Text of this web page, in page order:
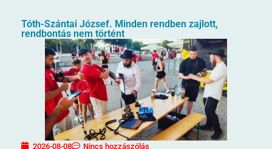
Tóth-Szántai József. Minden rendben zajlott,
rendbontás nem történt
2026-08-08 Nincs hozzászólás